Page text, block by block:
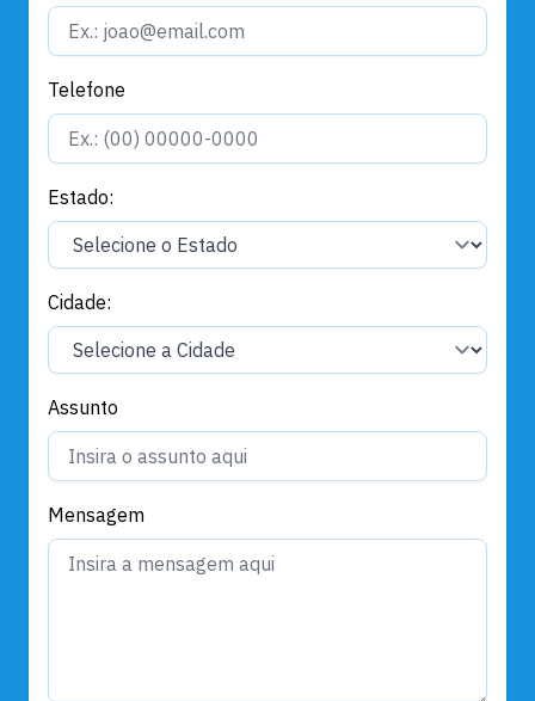
Telefone
Estado:
Cidade:
Assunto
Mensagem